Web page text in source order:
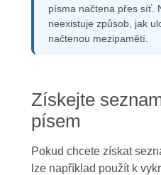
písma načtena přes síť.
neexistuje způsob, jak
načtenou mezipamětí.
Získejte
písem
Pokud chcete získat
lze například použít k